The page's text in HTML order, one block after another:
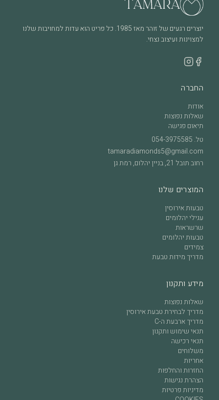
יוצרים רגעים של זוהר מאז 1985. כל פריט הוא עדות למחויבות שלנו
למצוינות ועיצוב נצחי.
החברה
אודות
שאלות נפוצות
תיאום פגישה
טל.
tamaradiamonds5@gmail.com
רחוב תובל 21, בניין יהלום, רמת גן
המוצרים שלנו
טבעות אירוסין
עגילי יהלומים
שרשראות
טבעות יהלומים
צמידים
מדריך מידות טבעת
מידע ותקנון
שאלות נפוצות
מדריך לבחירת טבעת אירוסין
מדריך ארבעת ה-C
תנאי שימוש ותקנון
תנאי רכישה
משלוחים
אחריות
החזרות והחלפות
הצהרת נגישות
מדיניות פרטיות